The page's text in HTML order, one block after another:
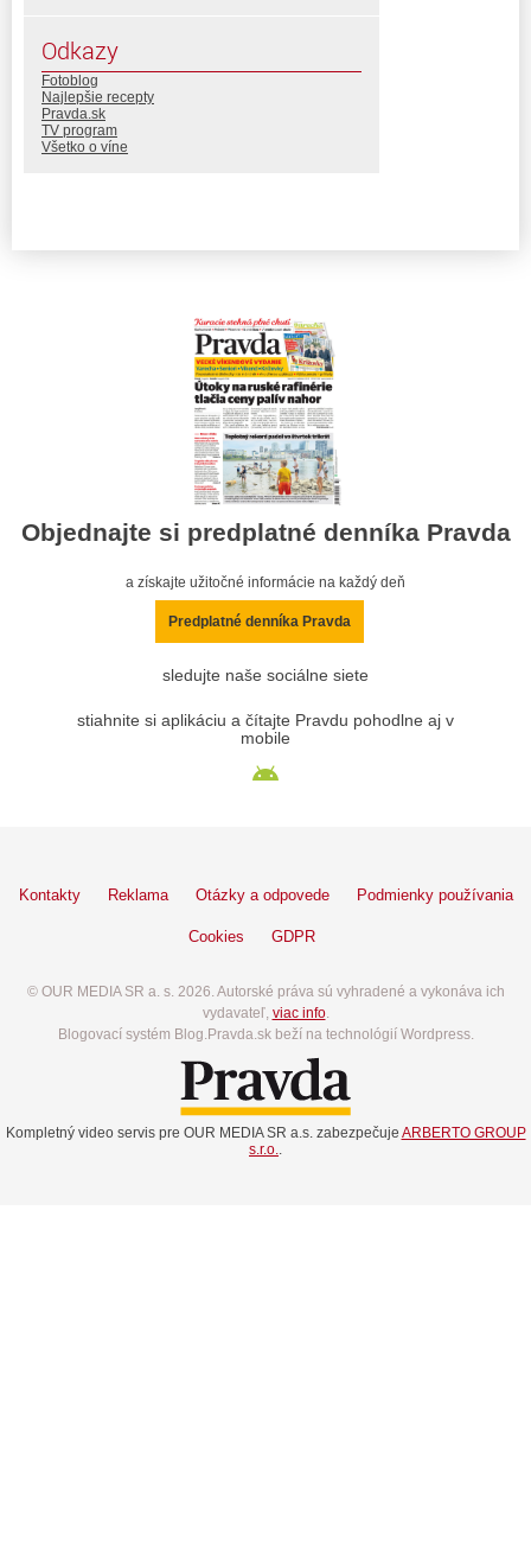
Odkazy
Fotoblog
Najlepšie recepty
Pravda.sk
TV program
Všetko o víne
Objednajte si predplatné denníka Pravda
a získajte užitočné informácie na každý deň
Predplatné denníka Pravda
sledujte naše sociálne siete
stiahnite si aplikáciu a čítajte Pravdu pohodlne aj v
mobile
Kontakty Reklama Otázky a odpovede Podmienky používania
Cookies GDPR
© OUR MEDIA SR a. s. 2026. Autorské práva sú vyhradené a vykonáva ich
vydavateľ, viac info.
Blogovací systém Blog.Pravda.sk beží na technológií Wordpress.
Kompletný video servis pre OUR MEDIA SR a.s. zabezpečuje ARBERTO GROUP
s.r.o..